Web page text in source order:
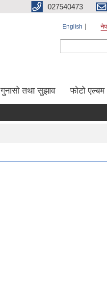
027540473
English
गुनासो तथा सुझाव फोटो एल्बम